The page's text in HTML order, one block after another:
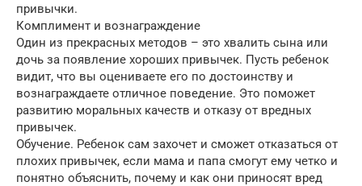
привычки.
Комплимент и вознаграждение
Один из прекрасных методов – это хвалить сына или
дочь за появление хороших привычек. Пусть ребенок
видит, что вы оцениваете его по достоинству и
вознаграждаете отличное поведение. Это поможет
развитию моральных качеств и отказу от вредных
привычек.
Обучение. Ребенок сам захочет и сможет отказаться от
плохих привычек, если мама и папа смогут ему четко и
понятно объяснить, почему и как они приносят вред